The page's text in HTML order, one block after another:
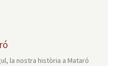
la nostra història a Mataró